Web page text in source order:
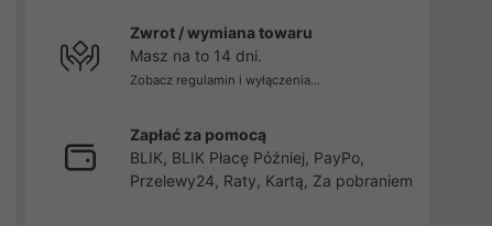
Zwrot / wymiana towaru
Masz na to 14 dni.
Zobacz regulamin i wyłączenia...
Zapłać za pomocą
BLIK, BLIK Płacę Później, PayPo,
Przelewy24, Raty, Kartą, Za pobraniem